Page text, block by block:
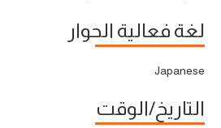
لغة فعالية الحوار
Japanese
التاريخ/الوقت